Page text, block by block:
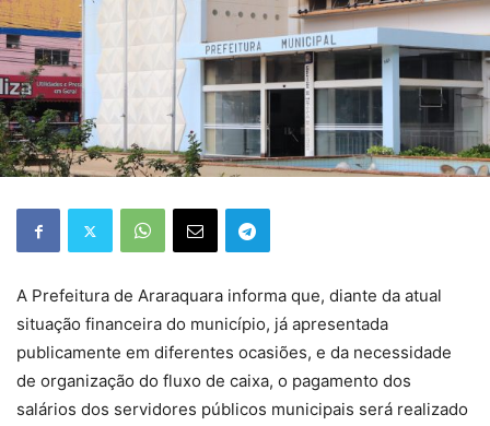
A Prefeitura de Araraquara informa que, diante da atual
situação financeira do município, já apresentada
publicamente em diferentes ocasiões, e da necessidade
de organização do fluxo de caixa, o pagamento dos
salários dos servidores públicos municipais será realizado